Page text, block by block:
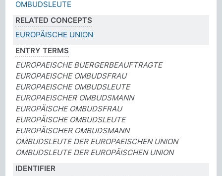
OMBUDSLEUTE
RELATED CONCEPTS
EUROPÄISCHE UNION
ENTRY TERMS
EUROPAEISCHE BUERGERBEAUFTRAGTE
EUROPAEISCHE OMBUDSFRAU
EUROPAEISCHE OMBUDSLEUTE
EUROPAEISCHER OMBUDSMANN
EUROPÄISCHE OMBUDSFRAU
EUROPÄISCHE OMBUDSLEUTE
EUROPÄISCHER OMBUDSMANN
OMBUDSLEUTE DER EUROPAEISCHEN UNION
OMBUDSLEUTE DER EUROPÄISCHEN UNION
IDENTIFIER